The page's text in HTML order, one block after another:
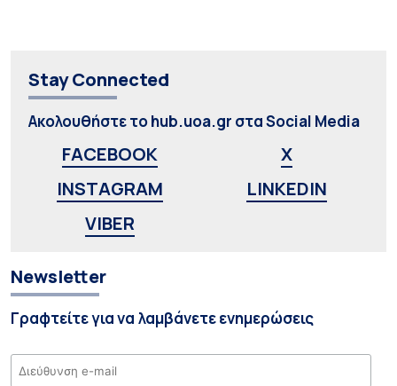
Stay Connected
Ακολουθήστε το hub.uoa.gr στα Social Media
FACEBOOK
X
INSTAGRAM
LINKEDIN
VIBER
Newsletter
Γραφτείτε για να λαμβάνετε ενημερώσεις